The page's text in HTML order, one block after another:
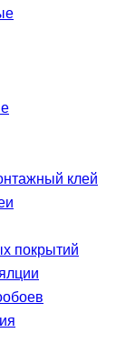
клей
покрытий